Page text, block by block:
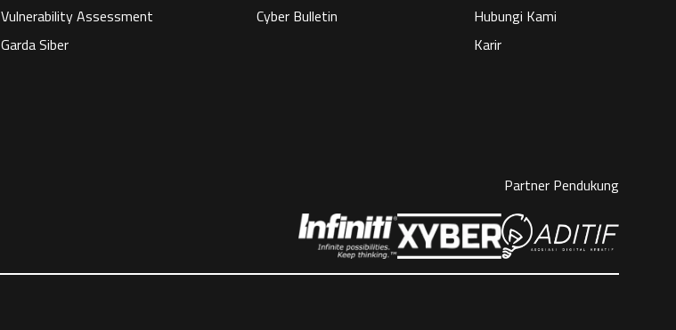
Vulnerability Assessment
Garda Siber
Cyber Bulletin
Hubungi Kami
Karir
Partner Pendukung